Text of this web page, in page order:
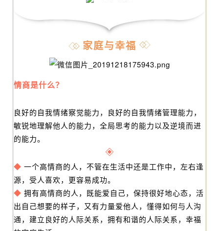
家庭与幸福
情商是什么？
良好的自我情绪察觉能力，良好的自我情绪管理能力，
敏锐地理解他人的能力，全局思考的能力以及逆境而进
的能力。
◆ 一个高情商的人，不管在生活中还是工作中，左右逢
源，受人喜欢，更容易成功。
◆ 拥有高情商的人，既能爱自己，保持很好地心态，活
出自己想要的样子，又有力量爱他人，懂得如何与人沟
通，建立良好的人际关系，拥有和谐的人际关系，幸福